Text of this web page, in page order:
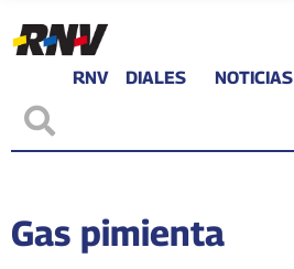
RNV DIALES NOTICIAS
Gas pimienta